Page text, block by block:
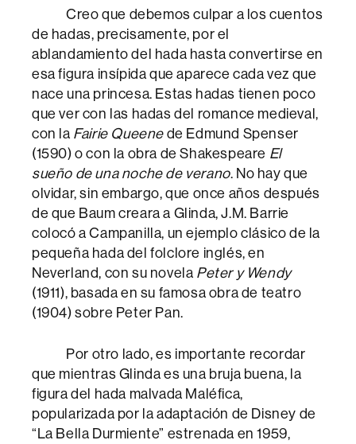
Creo que debemos culpar a los cuentos
de hadas, precisamente, por el
ablandamiento del hada hasta convertirse en
esa figura insípida que aparece cada vez que
nace una princesa. Estas hadas tienen poco
que ver con las hadas del romance medieval,
con la Fairie Queene de Edmund Spenser
(1590) o con la obra de Shakespeare El
sueño de una noche de verano. No hay que
olvidar, sin embargo, que once años después
de que Baum creara a Glinda, J.M. Barrie
colocó a Campanilla, un ejemplo clásico de la
pequeña hada del folclore inglés, en
Neverland, con su novela Peter y Wendy
(1911), basada en su famosa obra de teatro
(1904) sobre Peter Pan.
Por otro lado, es importante recordar
que mientras Glinda es una bruja buena, la
figura del hada malvada Maléfica,
popularizada por la adaptación de Disney de
“La Bella Durmiente” estrenada en 1959,